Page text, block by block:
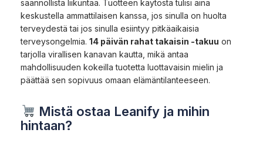
säännöllistä liikuntaa. Tuotteen käytöstä tulisi aina
keskustella ammattilaisen kanssa, jos sinulla on huolta
terveydestä tai jos sinulla esiintyy pitkäaikaisia
terveysongelmia. 14 päivän rahat takaisin -takuu on
tarjolla virallisen kanavan kautta, mikä antaa
mahdollisuuden kokeilla tuotetta luottavaisin mielin ja
päättää sen sopivuus omaan elämäntilanteeseen.
Mistä ostaa Leanify ja mihin
hintaan?